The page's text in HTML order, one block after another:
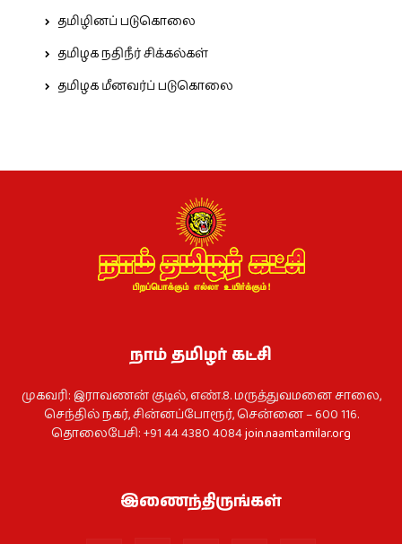
தமிழினப் படுகொலை
தமிழக நதிநீர் சிக்கல்கள்
தமிழக மீனவர்ப் படுகொலை
நாம் தமிழர் கட்சி
முகவரி: இராவணன் குடில், எண்.8. மருத்துவமனை சாலை,
செந்தில் நகர், சின்னப்போரூர், சென்னை – 600 116.
தொலைபேசி: +91 44 4380 4084join.naamtamilar.org
இணைந்திருங்கள்